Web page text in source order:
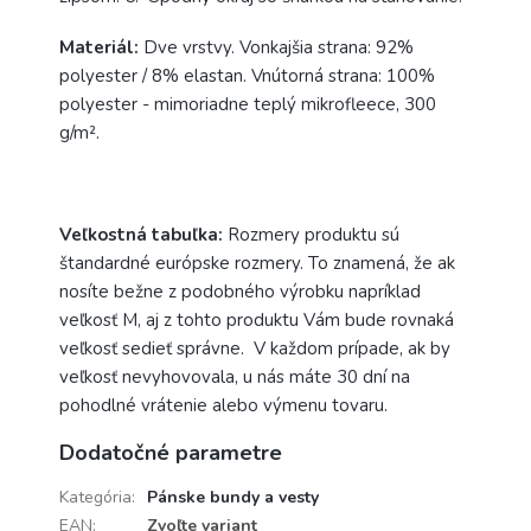
Materiál: Dve vrstvy. Vonkajšia strana: 92%
polyester / 8% elastan. Vnútorná strana: 100%
polyester - mimoriadne teplý mikrofleece, 300
g/m².
Veľkostná tabuľka: Rozmery produktu sú
štandardné európske rozmery. To znamená, že ak
nosíte bežne z podobného výrobku napríklad
veľkosť M, aj z tohto produktu Vám bude rovnaká
veľkosť sedieť správne. V každom prípade, ak by
veľkosť nevyhovovala, u nás máte 30 dní na
pohodlné vrátenie alebo výmenu tovaru.
Dodatočné parametre
Kategória:
Pánske bundy a vesty
EAN: Zvoľte variant